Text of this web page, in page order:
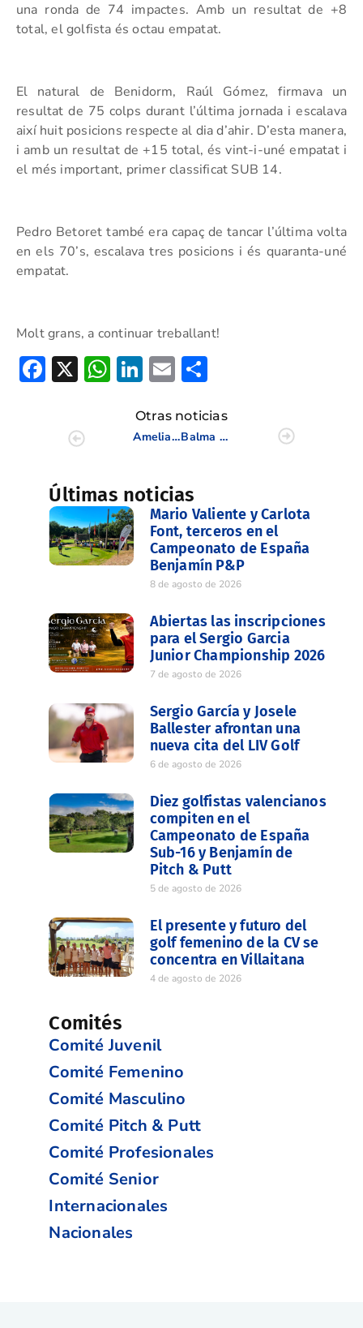
una ronda de 74 impactes. Amb un resultat de +8
total, el golfista és octau empatat.
El natural de Benidorm, Raúl Gómez, firmava un
resultat de 75 colps durant l’última jornada i escalava
així huit posicions respecte al dia d’ahir. D’esta manera,
i amb un resultat de +15 total, és vint-i-uné empatat i
el més important, primer classificat SUB 14.
Pedro Betoret també era capaç de tancar l’última volta
en els 70’s, escalava tres posicions i és quaranta-uné
empatat.
Molt grans, a continuar treballant!
Facebook
X WhatsApp
LinkedIn
Email
Otras noticias
Amelia Alonso, novena en el Internacional de España Individual Senior Femenino
Balma Dávalos se impone en el X Campeonato de Alicante Femenino
Últimas noticias
Mario Valiente y Carlota
Font, terceros en el
Campeonato de España
Benjamín P&P
8 de agosto de 2026
Abiertas las inscripciones
para el Sergio Garcia
Junior Championship 2026
7 de agosto de 2026
Sergio García y Josele
Ballester afrontan una
nueva cita del LIV Golf
6 de agosto de 2026
Diez golfistas valencianos
compiten en el
Campeonato de España
Sub-16 y Benjamín de
Pitch & Putt
5 de agosto de 2026
El presente y futuro del
golf femenino de la CV se
concentra en Villaitana
4 de agosto de 2026
Comités
Comité Juvenil
Comité Femenino
Comité Masculino
Comité Pitch & Putt
Comité Profesionales
Comité Senior
Internacionales
Nacionales